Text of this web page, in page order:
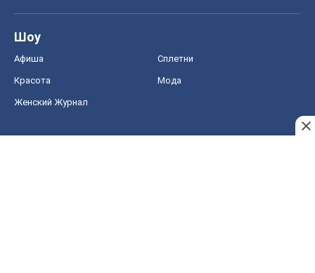
Шоу
Афиша Сплетни
Красота Мода
Женский Журнал